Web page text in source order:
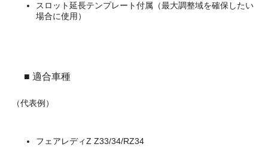
スロット延長テンプレート付属（最大調整域を確保したい
場合に使用）
■ 適合車種
（代表例）
フェアレディZ Z33/34/RZ34